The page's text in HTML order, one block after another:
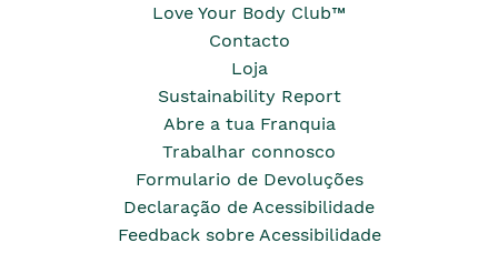
Love Your Body Club™
Contacto
Loja
Sustainability Report
Abre a tua Franquia
Trabalhar connosco
Formulario de Devoluções
Declaração de Acessibilidade
Feedback sobre Acessibilidade